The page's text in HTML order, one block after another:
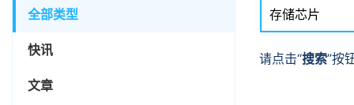
全部类型
快讯
文章
请点击“搜索”按